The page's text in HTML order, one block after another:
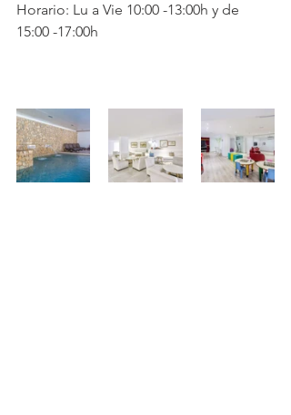
Horario: Lu a Vie 10:00 -13:00h y de
15:00 -17:00h